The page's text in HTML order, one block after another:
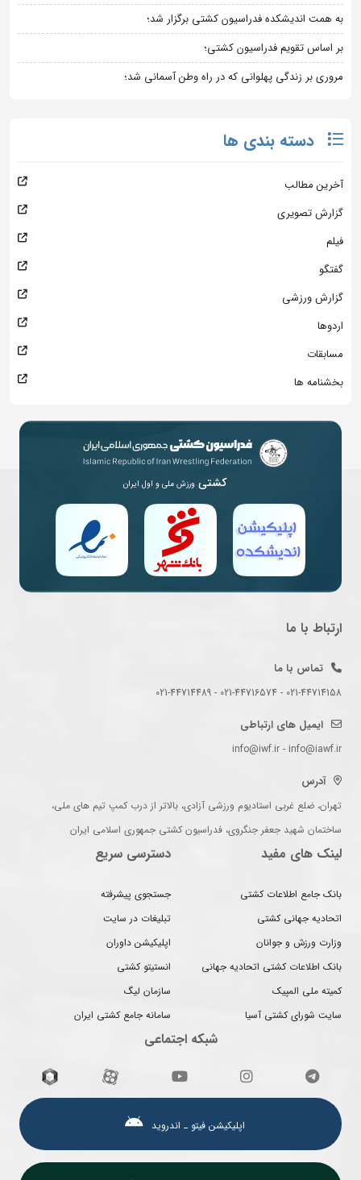
به همت اندیشکده فدراسیون کشتی برگزار شد؛
بر اساس تقویم فدراسیون کشتی؛
مروری بر زندگی پهلوانی که در راه وطن آسمانی شد؛
دسته بندی ها
آخرین مطالب
گزارش تصویری
فیلم
گفتگو
گزارش ورزشی
اردوها
مسابقات
بخشنامه ها
کشتی ورزش ملی و اول ایران
ارتباط با ما
تماس با ما
021-44714158 - 021-44716574 - 021-44714489
ایمیل های ارتباطی
info@iwf.ir - info@iawf.ir
آدرس
تهران، ضلع غربی استادیوم ورزشی آزادی، بالاتر از درب کمپ تیم های ملی،
ساختمان شهید جعفر جنگروی، فدراسیون کشتی جمهوری اسلامی ایران
لینک های مفید
بانک جامع اطلاعات کشتی
اتحادیه جهانی کشتی
وزارت ورزش و جوانان
بانک اطلاعات کشتی اتحادیه جهانی
کمیته ملی المپیک
سایت شورای کشتی آسیا
دسترسی سریع
جستجوی پیشرفته
تبلیغات در سایت
اپلیکیشن داوران
انستیتو کشتی
سازمان لیگ
سامانه جامع کشتی ایران
شبکه اجتماعی
اپلیکیشن فیتو ـ اندروید